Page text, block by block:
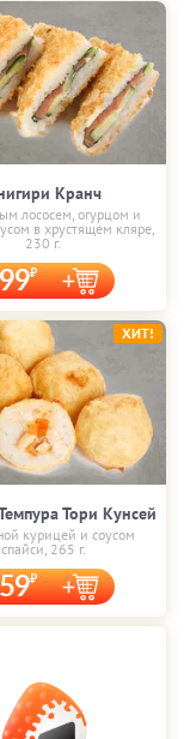
Кранч
лососем, огурцом и
в хрустящем кляре,
230 г.
Тори Кунсей
курицей и соусом
спайси, 265 г.
ХИТ!